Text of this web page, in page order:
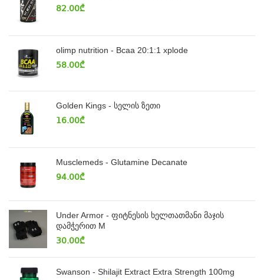
82.00₾
olimp nutrition - Bcaa 20:1:1 xplode
58.00₾
Golden Kings - სელის ზეთი
16.00₾
Musclemeds - Glutamine Decanate
94.00₾
Under Armor - ფიტნესის ხელთათმანი მაჯის
დამჭერით M
30.00₾
Swanson - Shilajit Extract Extra Strength 100mg